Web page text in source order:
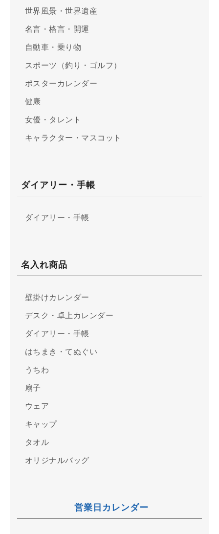
世界風景・世界遺産
名言・格言・開運
自動車・乗り物
スポーツ（釣り・ゴルフ）
ポスターカレンダー
健康
女優・タレント
キャラクター・マスコット
ダイアリー・手帳
ダイアリー・手帳
名入れ商品
壁掛けカレンダー
デスク・卓上カレンダー
ダイアリー・手帳
はちまき・てぬぐい
うちわ
扇子
ウェア
キャップ
タオル
オリジナルバッグ
営業日カレンダー